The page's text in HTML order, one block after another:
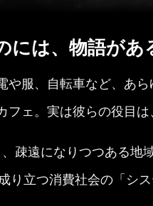
には、物語があ
服、自転車など、あ
ェ。実は彼らの役目は
疎遠になりつつある地
り立つ消費社会の「シ